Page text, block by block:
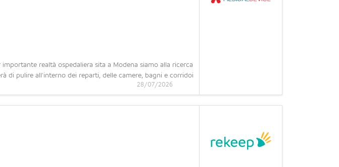
importante realtà ospedaliera sita a Modena siamo alla ricerca
di pulire all'interno dei reparti, delle camere, bagni e corridoi
28/07/2026